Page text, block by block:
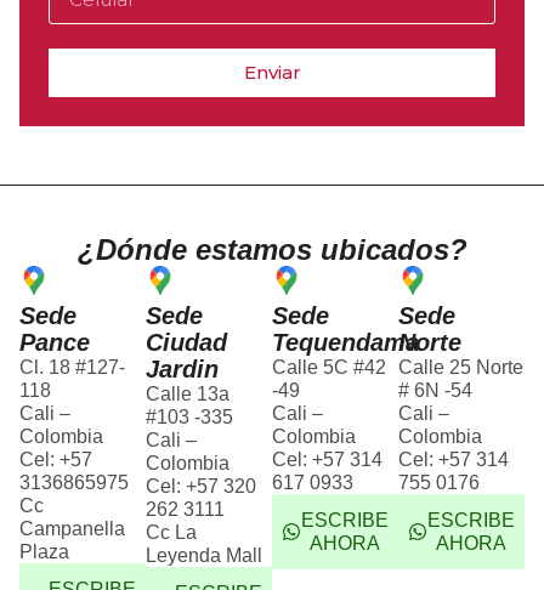
Enviar
¿Dónde estamos ubicados?
Sede
Pance
Cl. 18 #127-
118
Cali –
Colombia
Cel: +57
3136865975
Cc
Campanella
Plaza
Sede
Ciudad
Jardin
Calle 13a
#103 -335
Cali –
Colombia
Cel: +57 320
262 3111
Cc La
Leyenda Mall
Sede
Tequendama
Calle 5C #42
-49
Cali –
Colombia
Cel: +57 314
617 0933
ESCRIBE
AHORA
Sede
Norte
Calle 25 Norte
# 6N -54
Cali –
Colombia
Cel: +57 314
755 0176
ESCRIBE
AHORA